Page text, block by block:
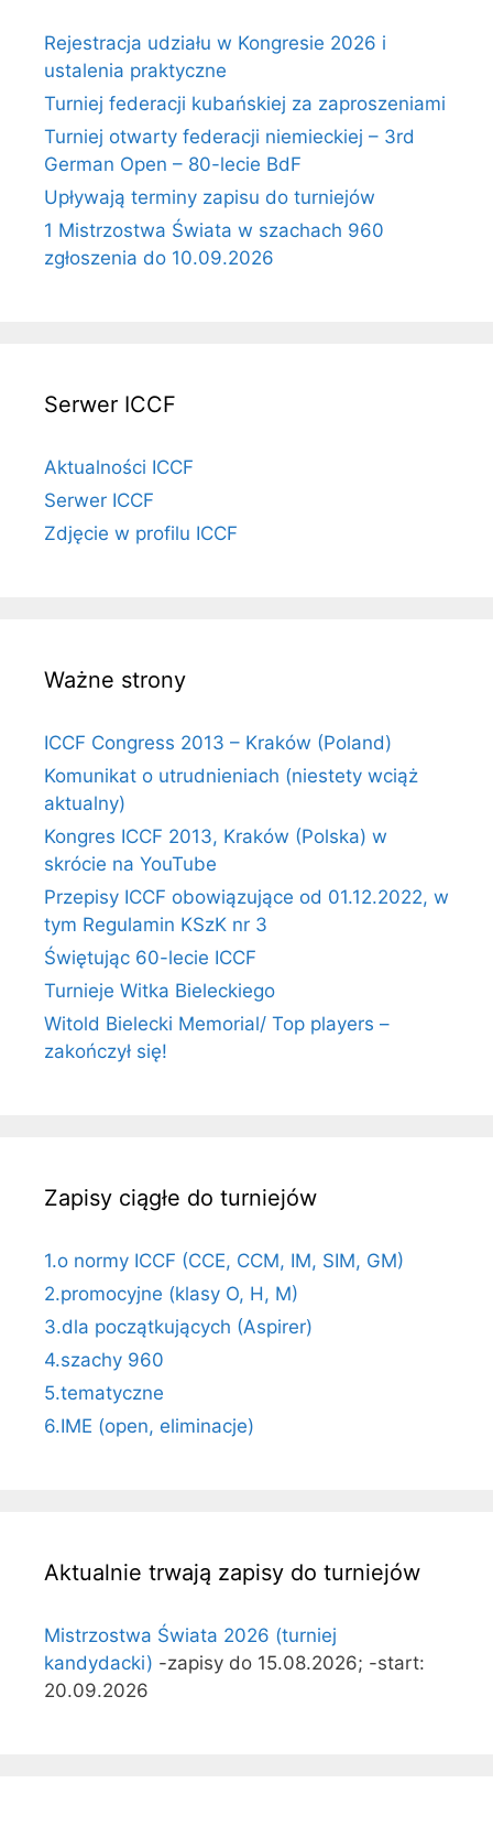
Rejestracja udziału w Kongresie 2026 i
ustalenia praktyczne
Turniej federacji kubańskiej za zaproszeniami
Turniej otwarty federacji niemieckiej – 3rd
German Open – 80-lecie BdF
Upływają terminy zapisu do turniejów
1 Mistrzostwa Świata w szachach 960
zgłoszenia do 10.09.2026
Serwer ICCF
Aktualności ICCF
Serwer ICCF
Zdjęcie w profilu ICCF
Ważne strony
ICCF Congress 2013 – Kraków (Poland)
Komunikat o utrudnieniach (niestety wciąż
aktualny)
Kongres ICCF 2013, Kraków (Polska) w
skrócie na YouTube
Przepisy ICCF obowiązujące od 01.12.2022, w
tym Regulamin KSzK nr 3
Świętując 60-lecie ICCF
Turnieje Witka Bieleckiego
Witold Bielecki Memorial/ Top players –
zakończył się!
Zapisy ciągłe do turniejów
1.o normy ICCF (CCE, CCM, IM, SIM, GM)
2.promocyjne (klasy O, H, M)
3.dla początkujących (Aspirer)
4.szachy 960
5.tematyczne
6.IME (open, eliminacje)
Aktualnie trwają zapisy do turniejów
Mistrzostwa Świata 2026 (turniej
kandydacki) -zapisy do 15.08.2026; -start:
20.09.2026